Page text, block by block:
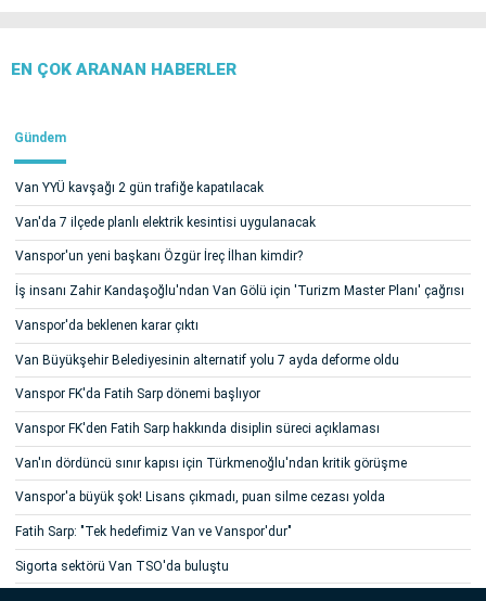
EN ÇOK ARANAN HABERLER
Gündem
Van YYÜ kavşağı 2 gün trafiğe kapatılacak
Van'da 7 ilçede planlı elektrik kesintisi uygulanacak
Vanspor'un yeni başkanı Özgür İreç İlhan kimdir?
İş insanı Zahir Kandaşoğlu'ndan Van Gölü için 'Turizm Master Planı' çağrısı
Vanspor'da beklenen karar çıktı
Van Büyükşehir Belediyesinin alternatif yolu 7 ayda deforme oldu
Vanspor FK'da Fatih Sarp dönemi başlıyor
Vanspor FK'den Fatih Sarp hakkında disiplin süreci açıklaması
Van'ın dördüncü sınır kapısı için Türkmenoğlu'ndan kritik görüşme
Vanspor'a büyük şok! Lisans çıkmadı, puan silme cezası yolda
Fatih Sarp: "Tek hedefimiz Van ve Vanspor'dur"
Sigorta sektörü Van TSO'da buluştu